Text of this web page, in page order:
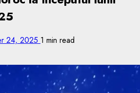
24, 2025 1 min read